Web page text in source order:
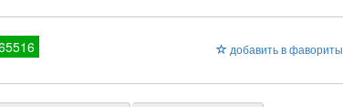
добавить в фавориты